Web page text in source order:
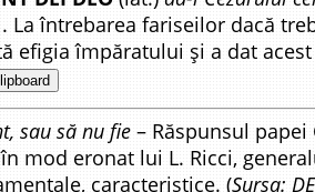
La întrebarea fariseilor dacă
efigia împăratului și a dat
sau să nu fie – Răspunsul papei
eronat lui L. Ricci,
caracteristice. (Sursa: DE